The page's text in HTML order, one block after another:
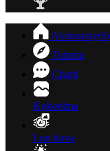
Aloitusnäyttö
Tutustu
Chatti
Kokoelma
Luo kuva